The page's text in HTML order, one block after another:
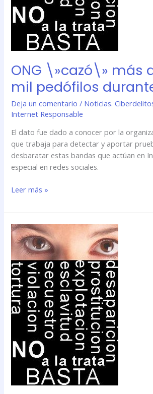
ONG \»cazó\» más
mil pedófilos
Deja un comentario / Noticias.
Internet Responsable
El dato fue dado a conocer por la
que trabaja para detectar y aportar
desbaratar estas bandas que actúan en
especial en redes sociales.
Leer más »
ONG
\»cazó\»
más
de
dos
mil
pedófilos
durante